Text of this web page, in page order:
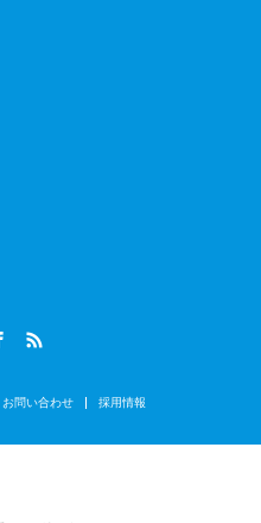
お問い合わせ 採用情報